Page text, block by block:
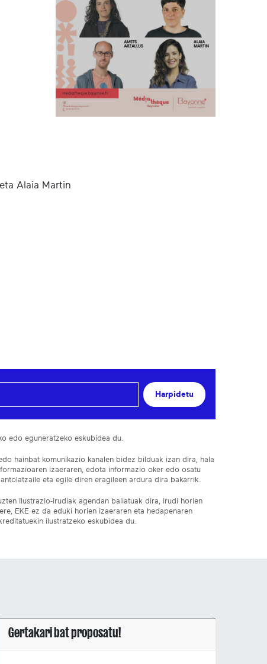
Alaia Martin
Harpidetu
edo eguneratzeko eskubidea du.
hainbat komunikazio kanalen bidez bilduak izan dira, hala
izaeraren, edota informazio oker edo osatu
eta egile diren eragileen ardura dira bakarrik.
ilustrazio-irudiak agendan baliatuak dira, irudi horien
EKE ez da eduki horien izaeraren eta hedapenaren
ilustratzeko eskubidea du.
Gertakari bat proposatu!